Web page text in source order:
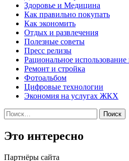
Здоровье и Медицина
Как правильно покупать
Как экономить
Отдых и развлечения
Полезные советы
Пресс релизы
Рациональное
Ремонт и стройка
Фотоальбом
Цифровые технологии
Экономия на услугах ЖКХ
Найти:
Это интересно
Партнёры сайта